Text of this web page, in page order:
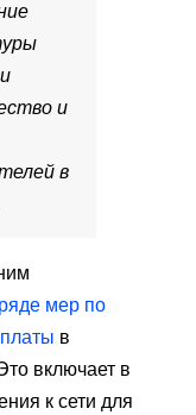
и
в
ряде мер по
в
включает в
к сети для